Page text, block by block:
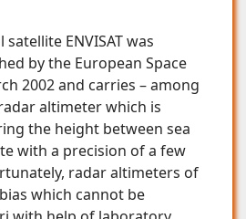
ENVISAT was
by the European Space
2002 and carries – among
altimeter which is
the height between sea
with a precision of a few
radar altimeters of
which cannot be